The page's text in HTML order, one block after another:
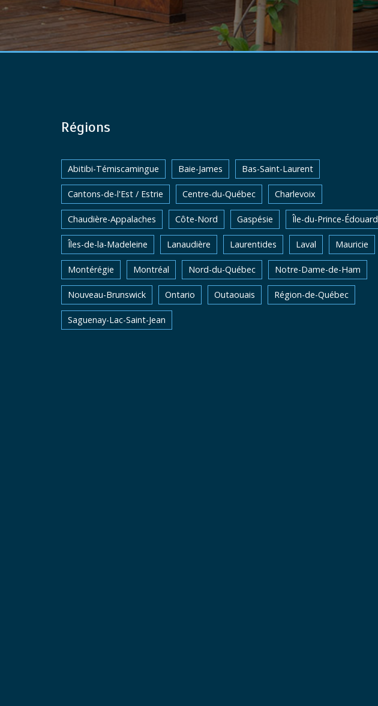
Régions
Abitibi-Témiscamingue Baie-James Bas-Saint-Laurent
Cantons-de-l'Est / Estrie Centre-du-Québec Charlevoix
Chaudière-Appalaches Côte-Nord Gaspésie Île-du-Prince-Édouard
Îles-de-la-Madeleine Lanaudière Laurentides Laval Mauricie
Montérégie Montréal Nord-du-Québec Notre-Dame-de-Ham
Nouveau-Brunswick Ontario Outaouais Région-de-Québec
Saguenay-Lac-Saint-Jean